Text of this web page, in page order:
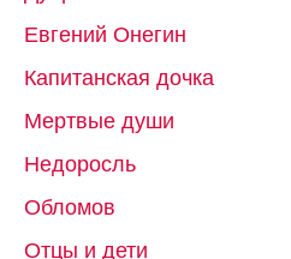
Евгений Онегин
Капитанская дочка
Мертвые души
Недоросль
Обломов
Отцы и дети